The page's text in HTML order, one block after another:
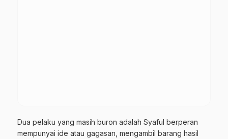
Dua pelaku yang masih buron adalah Syaful berperan
mempunyai ide atau gagasan, mengambil barang hasil